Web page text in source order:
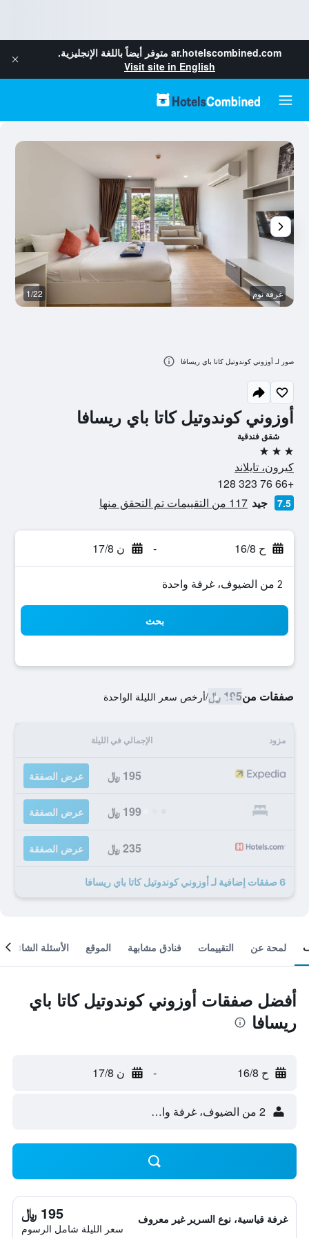
ar.hotelscombined.com متوفر أيضاً باللغة الإنجليزية.
Visit site in English
أوزوني كوندوتيل كاتا باي ريسافا
شقق فندقية
3 نجوم
كيرون، تايلاند
+66 76 323 128
7.5 جيد 117 من التقييمات تم التحقق منها
ح 16/8 - ن 17/8
2 من الضيوف، غرفة واحدة
بحث
صفقات من195 ﷼ /أرخص سعر الليلة الواحدة
مزود الإجمالي في الليلة
195 ﷼ عرض الصفقة
199 ﷼ عرض الصفقة
235 ﷼ عرض الصفقة
6 صفقات إضافية لـ أوزوني كوندوتيل كاتا باي ريسافا
غرفة نوم 1/22
صور لـ أوزوني كوندوتيل كاتا باي ريسافا
لمحة عن التقييمات فنادق مشابهة الموقع الأسئلة الشائعة
أفضل صفقات أوزوني كوندوتيل كاتا باي
ريسافا
ح 16/8 - ن 17/8
2 من الضيوف، غرفة واحدة
غرفة قياسية، نوع السرير غير معروف 195 ﷼
سعر الليلة شامل الرسوم